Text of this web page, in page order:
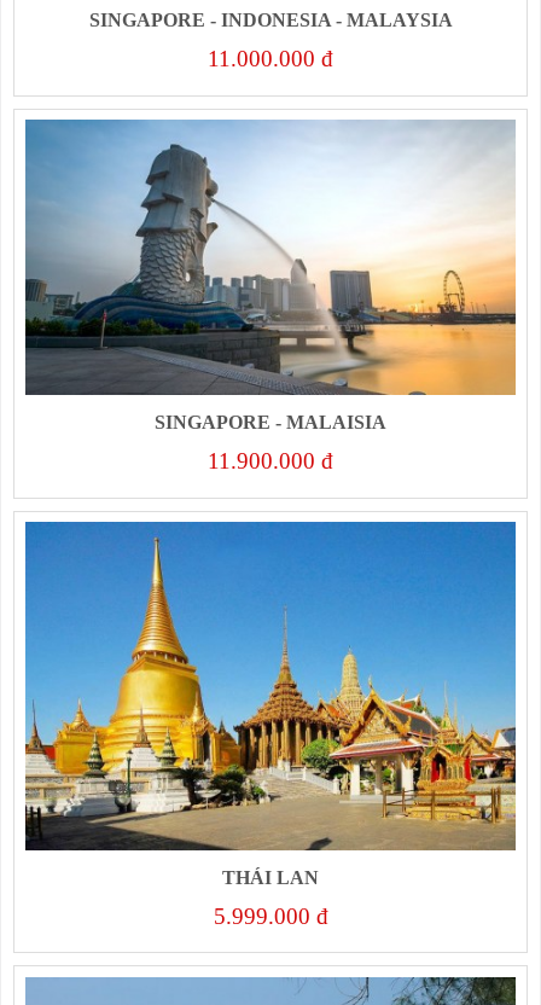
SINGAPORE - INDONESIA - MALAYSIA
11.000.000 đ
SINGAPORE - MALAISIA
11.900.000 đ
THÁI LAN
5.999.000 đ